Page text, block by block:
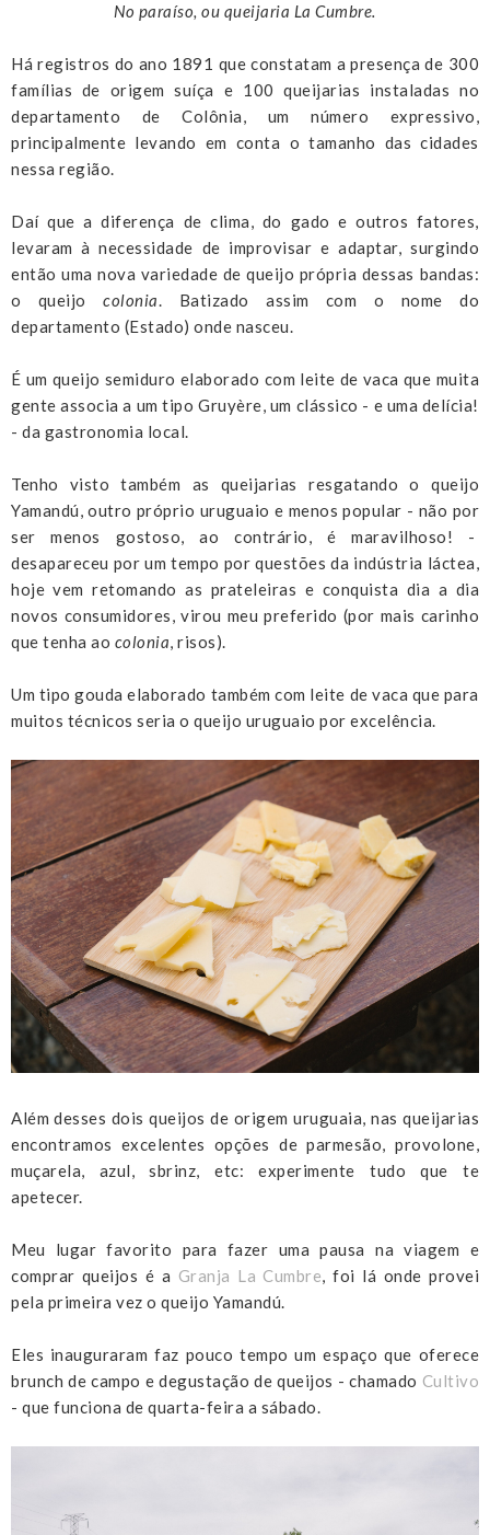
No paraíso, ou queijaria La Cumbre.
Há registros do ano 1891 que constatam a presença de 300
famílias de origem suíça e 100 queijarias instaladas no
departamento de Colônia, um número expressivo,
principalmente levando em conta o tamanho das cidades
nessa região.
Daí que a diferença de clima, do gado e outros fatores,
levaram à necessidade de improvisar e adaptar, surgindo
então uma nova variedade de queijo própria dessas bandas:
o queijocolonia. Batizado assim com o nome do
departamento (Estado) onde nasceu.
É um queijo semiduro elaborado com leite de vaca que muita
gente associa a um tipo Gruyère, um clássico - e uma delícia!
- da gastronomia local.
Tenho visto também as queijarias resgatando o queijo
Yamandú, outro próprio uruguaio e menos popular - não por
ser menos gostoso, ao contrário, é maravilhoso! -
desapareceu por um tempo por questões da indústria láctea,
hoje vem retomando as prateleiras e conquista dia a dia
novos consumidores, virou meu preferido (por mais carinho
que tenha ao colonia, risos).
Um tipo gouda elaborado também com leite de vaca que para
muitos técnicos seria o queijo uruguaio por excelência.
Além desses dois queijos de origem uruguaia, nas queijarias
encontramos excelentes opções de parmesão, provolone,
muçarela, azul, sbrinz, etc: experimente tudo que te
apetecer.
Meu lugar favorito para fazer uma pausa na viagem e
comprar queijos é a Granja La Cumbre, foi lá onde provei
pela primeira vez o queijo Yamandú.
Eles inauguraram faz pouco tempo um espaço que oferece
brunch de campo e degustação de queijos - chamado Cultivo
- que funciona de quarta-feira a sábado.